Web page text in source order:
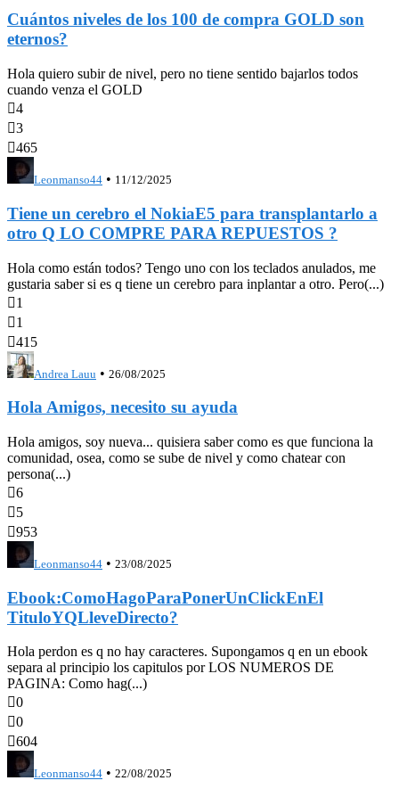
Cuántos niveles de los 100 de compra GOLD son
eternos?
Hola quiero subir de nivel, pero no tiene sentido bajarlos todos
cuando venza el GOLD
4
3
465
Leonmanso44 • 11/12/2025
Tiene un cerebro el NokiaE5 para transplantarlo a
otro Q LO COMPRE PARA REPUESTOS ?
Hola como están todos? Tengo uno con los teclados anulados, me
gustaria saber si es q tiene un cerebro para inplantar a otro. Pero(...)
1
1
415
Andrea Lauu • 26/08/2025
Hola Amigos, necesito su ayuda
Hola amigos, soy nueva... quisiera saber como es que funciona la
comunidad, osea, como se sube de nivel y como chatear con
persona(...)
6
5
953
Leonmanso44 • 23/08/2025
Ebook:ComoHagoParaPonerUnClickEnEl
TituloYQLleveDirecto?
Hola perdon es q no hay caracteres. Supongamos q en un ebook
separa al principio los capitulos por LOS NUMEROS DE
PAGINA: Como hag(...)
0
0
604
Leonmanso44 • 22/08/2025